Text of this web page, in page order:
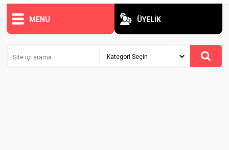
MENU ÜYELİK